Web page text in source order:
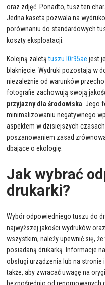
oraz zdjęć. Ponadto, tusz ten
Jedna kaseta pozwala na
porównaniu do standardowych
koszty eksploatacji.
Kolejną zaletątuszu l0r95ae jest
blaknięcie. Wydruki pozostają w
niezależnie od warunków
fotografie zachowują swoją
przyjazny dla środowiska . Jego
minimalizowaniu negatywnego
aspektem w dzisiejszych
poszanowaniem zasad
dbające o ekologię.
Jak wybrać
drukarki?
Wybór odpowiedniego tuszu do
najwyższej jakości wydruków
wszystkim, należy upewnić się,
posiadaną drukarką. Informacje
obsługi urządzenia lub na
także, aby zwracać uwagę na
bezpośrednio od